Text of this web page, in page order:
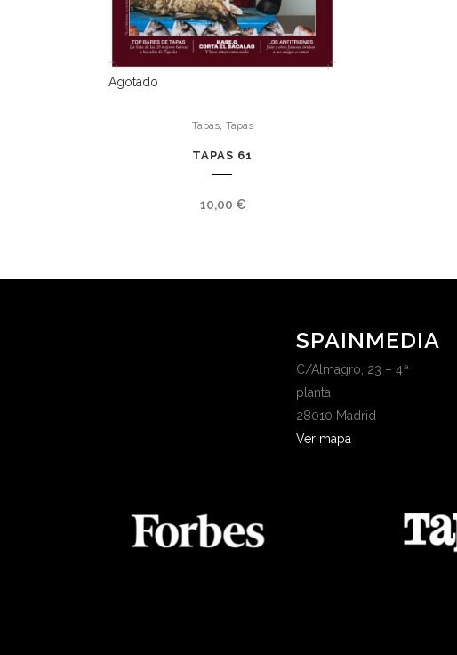
Agotado
Tapas, Tapas
TAPAS 61
10,00 €
SPAINMEDIA
C/Almagro, 23 – 4ª
planta
28010 Madrid
Ver mapa